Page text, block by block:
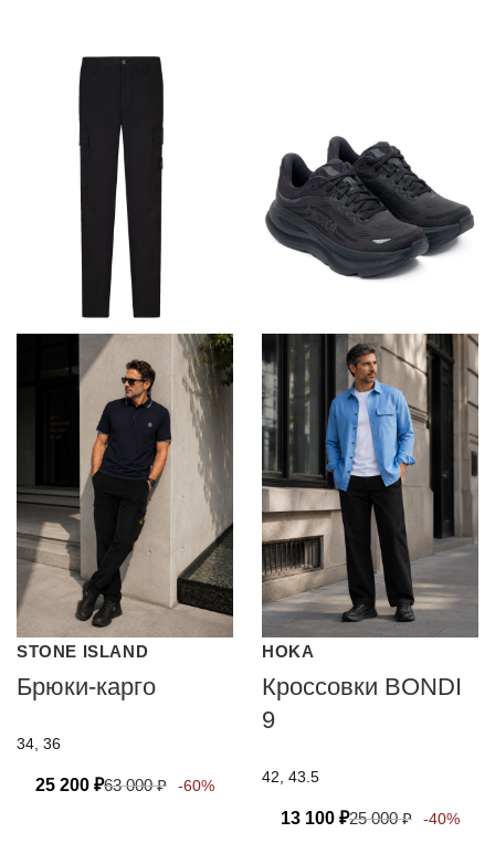
STONE ISLAND
Брюки-карго
34, 36
25 200 ₽63 000₽ -60%
HOKA
Кроссовки BONDI
9
42, 43.5
13 100 ₽25 000₽ -40%